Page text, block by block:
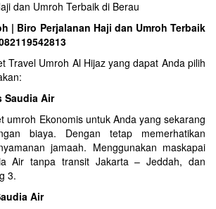
| Biro Perjalanan Haji dan Umroh Terbaik
Travel Umroh Al Hijaz yang dapat Anda pilih
Saudia Air
umroh Ekonomis untuk Anda yang sekarang
biaya. Dengan tetap memerhatikan
jamaah. Menggunakan maskapai
Air tanpa transit Jakarta – Jeddah, dan
3.
Air